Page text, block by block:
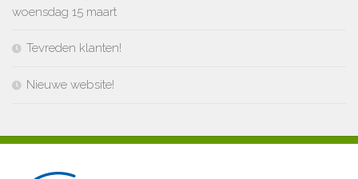
woensdag 15 maart
Tevreden klanten!
Nieuwe website!